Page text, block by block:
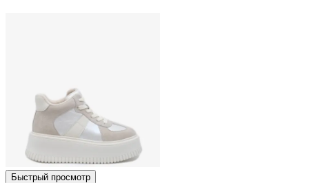
Быстрый просмотр